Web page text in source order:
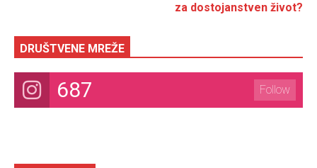
za dostojanstven život?
DRUŠTVENE MREŽE
687 Follow